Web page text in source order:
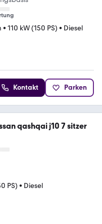
• 110 kW (150 PS) • Diesel
Kontakt Parken
qashqai j10 7 sitzer
PS) • Diesel